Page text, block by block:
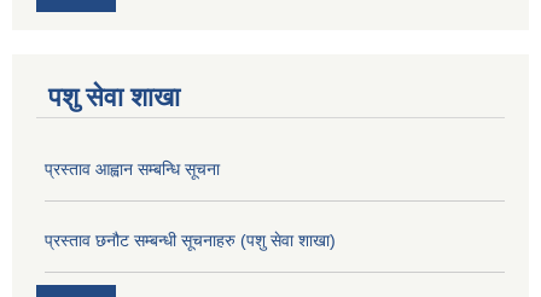
पशु सेवा शाखा
प्रस्ताव आह्वान सम्बन्धि सूचना
प्रस्ताव छनौट सम्बन्धी सूचनाहरु (पशु सेवा शाखा)